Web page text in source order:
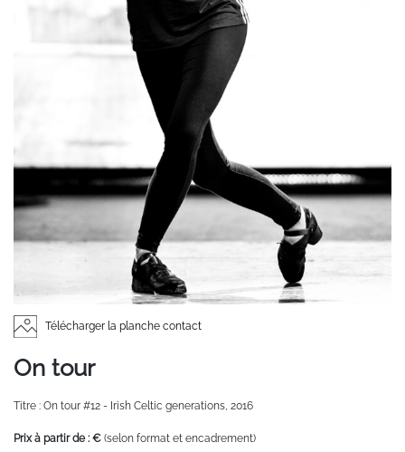
Télécharger la planche contact
On tour
Titre : On tour #12 - Irish Celtic generations, 2016
Prix à partir de : € (selon format et encadrement)